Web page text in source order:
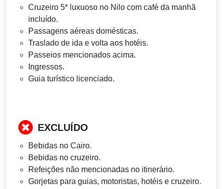
Cruzeiro 5* luxuoso no Nilo com café da manhã
incluído.
Passagens aéreas domésticas.
Traslado de ida e volta aos hotéis.
Passeios mencionados acima.
Ingressos.
Guia turístico licenciado.
EXCLUÍDO
Bebidas no Cairo.
Bebidas no cruzeiro.
Refeições não mencionadas no itinerário.
Gorjetas para guias, motoristas, hotéis e cruzeiro.